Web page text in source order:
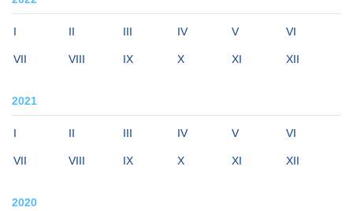
I II III IV V VI
VII VIII IX X XI XII
2021
I II III IV V VI
VII VIII IX X XI XII
2020